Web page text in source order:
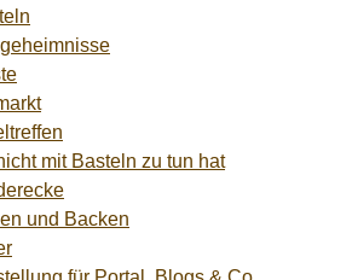
mit Basteln zu tun hat
und Backen